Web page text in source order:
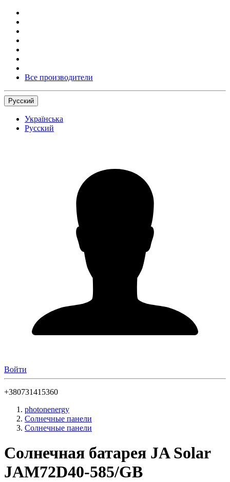
Все производители
Русский
Українська
Русский
Войти
+380731415360
photonenergy
Солнечные панели
Солнечные панели
Солнечная батарея JA Solar
JAM72D40-585/GB